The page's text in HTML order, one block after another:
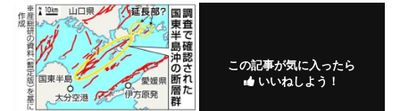
この記事が気に入ったら
いいねしよう！